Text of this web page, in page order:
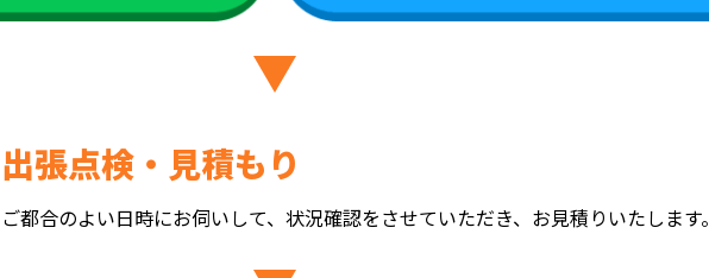
出張点検・見積もり
ご都合のよい日時にお伺いして、状況確認をさせていただき、お見積りいたします。